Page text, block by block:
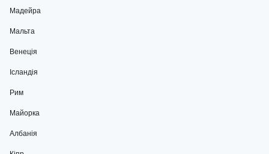
Мадейра
Мальта
Венеція
Ісландія
Рим
Майорка
Албанія